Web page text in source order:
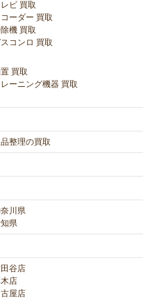
ビ 買取
ーダー 買取
機 買取
コンロ 買取
買取
ーニング機器 買取
整理の買取
川県
県
谷店
店
屋店